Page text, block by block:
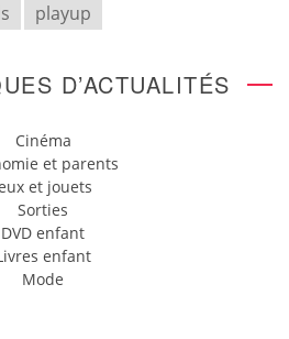
playup
D’ACTUALITÉS
Cinéma
et parents
et jouets
Sorties
DVD enfant
enfant
Mode